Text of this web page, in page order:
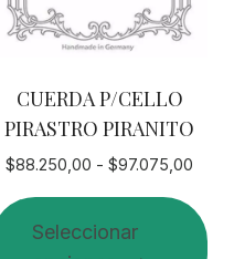
pueden
elegir
página
de
producto
CUERDA P/CELLO
PIRASTRO PIRANITO
$88.250,00 - $97.075,00
Seleccionar